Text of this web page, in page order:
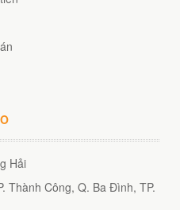
Hải
Thành Công, Q. Ba Đình, TP.